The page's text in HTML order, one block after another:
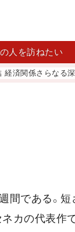
人を訪ねたい
係さらなる深化へ
間である。
ネカの代表